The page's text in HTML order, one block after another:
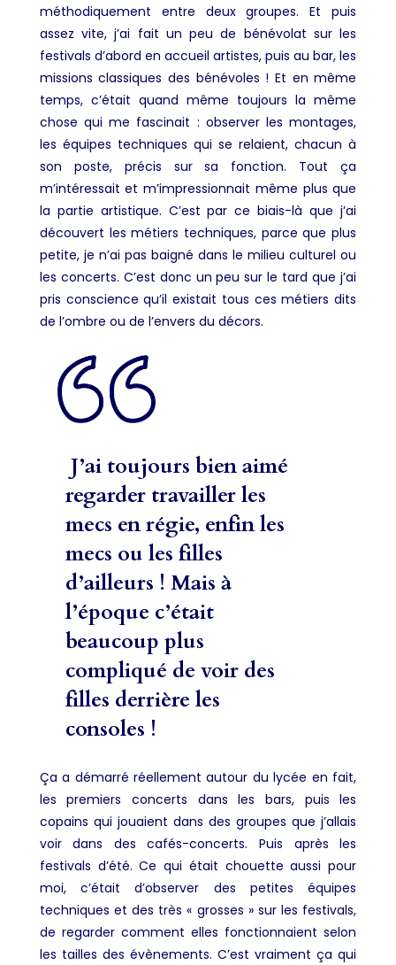
méthodiquement entre deux groupes. Et puis
assez vite, j’ai fait un peu de bénévolat sur les
festivals d’abord en accueil artistes, puis au bar, les
missions classiques des bénévoles ! Et en même
temps, c’était quand même toujours la même
chose qui me fascinait : observer les montages,
les équipes techniques qui se relaient, chacun à
son poste, précis sur sa fonction. Tout ça
m’intéressait et m’impressionnait même plus que
la partie artistique. C’est par ce biais-là que j’ai
découvert les métiers techniques, parce que plus
petite, je n’ai pas baigné dans le milieu culturel ou
les concerts. C’est donc un peu sur le tard que j’ai
pris conscience qu’il existait tous ces métiers dits
de l’ombre ou de l’envers du décors.
J’ai toujours bien aimé
regarder travailler les
mecs en régie, enfin les
mecs ou les filles
d’ailleurs ! Mais à
l’époque c’était
beaucoup plus
compliqué de voir des
filles derrière les
consoles !
Ça a démarré réellement autour du lycée en fait,
les premiers concerts dans les bars, puis les
copains qui jouaient dans des groupes que j’allais
voir dans des cafés-concerts. Puis après les
festivals d’été. Ce qui était chouette aussi pour
moi, c’était d’observer des petites équipes
techniques et des très « grosses » sur les festivals,
de regarder comment elles fonctionnaient selon
les tailles des évènements. C’est vraiment ça qui